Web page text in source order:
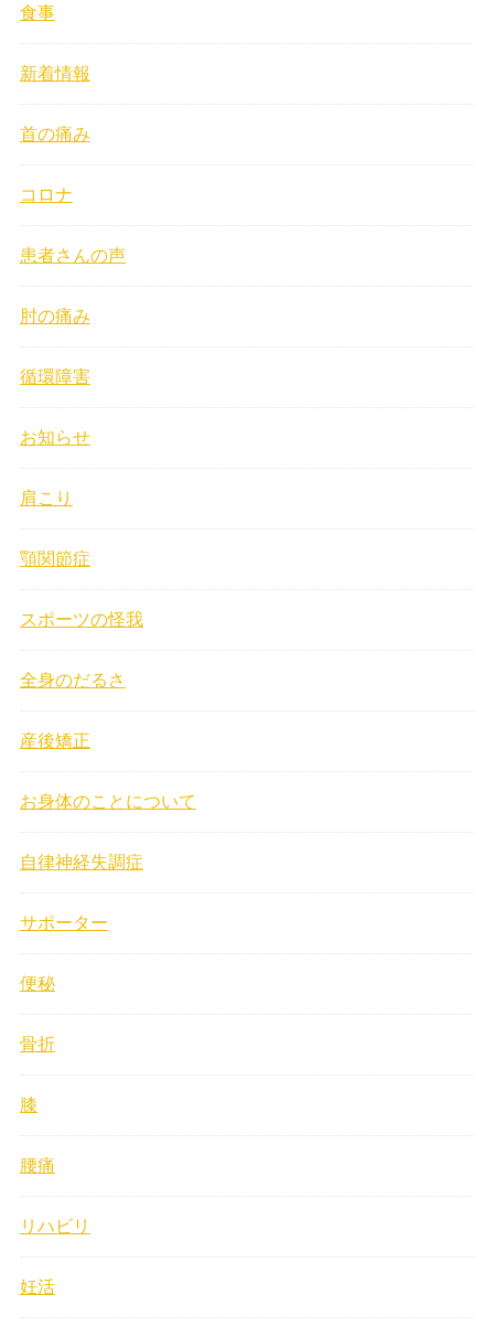
食事
新着情報
首の痛み
コロナ
患者さんの声
肘の痛み
循環障害
お知らせ
肩こり
顎関節症
スポーツの怪我
全身のだるさ
産後矯正
お身体のことについて
自律神経失調症
サポーター
便秘
骨折
膝
腰痛
リハビリ
妊活